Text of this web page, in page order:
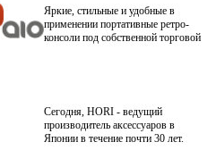
Яркие, стильные и удобные в
применении портативные ретро-
консоли под собственной торговой
Сегодня, HORI - ведущий
производитель аксессуаров в
Японии в течение почти 30 лет.